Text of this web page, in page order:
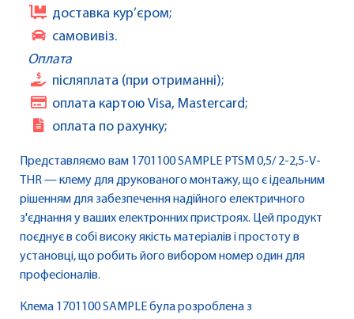
доставка кур’єром;
самовивіз.
Оплата
післяплата (при отриманні);
оплата картою Visa, Mastercard;
оплата по рахунку;
Представляємо вам 1701100 SAMPLE PTSM 0,5/ 2-2,5-V-
THR — клему для друкованого монтажу, що є ідеальним
рішенням для забезпечення надійного електричного
з'єднання у ваших електронних пристроях. Цей продукт
поєднує в собі високу якість матеріалів і простоту в
установці, що робить його вибором номер один для
професіоналів.
Клема 1701100 SAMPLE була розроблена з